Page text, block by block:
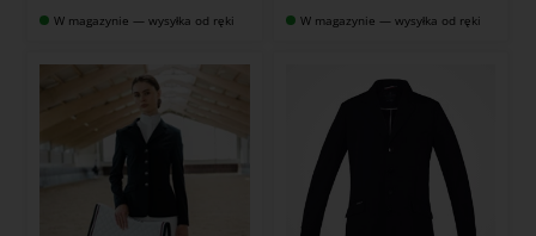
W magazynie — wysyłka od ręki W magazynie — wysyłka od ręki